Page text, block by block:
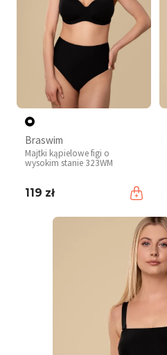
Braswim
Majtki kąpielowe figi o
wysokim stanie 323WM
119 zł